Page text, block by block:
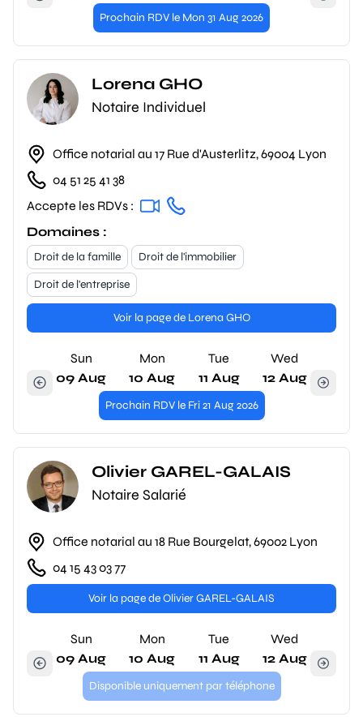
Prochain RDV le Mon 31 Aug 2026
Lorena GHO
Notaire Individuel
Office notarial au 17 Rue d'Austerlitz, 69004 Lyon
04 51 25 41 38
Accepte les RDVs :
Domaines :
Droit de la famille
Droit de l'immobilier
Droit de l'entreprise
Voir la page de Lorena GHO
Sun
09 Aug
Mon
10 Aug
Tue
11 Aug
Wed
12 Aug
Prochain RDV le Fri 21 Aug 2026
Olivier GAREL-GALAIS
Notaire Salarié
Office notarial au 18 Rue Bourgelat, 69002 Lyon
04 15 43 03 77
Voir la page de Olivier GAREL-GALAIS
Sun
09 Aug
Mon
10 Aug
Tue
11 Aug
Wed
12 Aug
Disponible uniquement par téléphone